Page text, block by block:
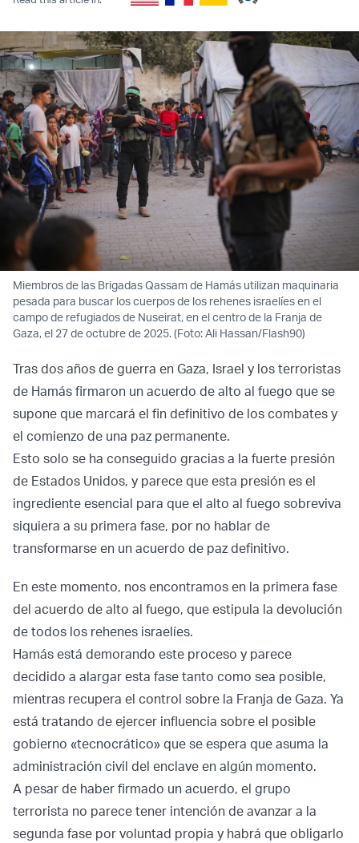
Miembros de las Brigadas Qassam de Hamás utilizan maquinaria
pesada para buscar los cuerpos de los rehenes israelíes en el
campo de refugiados de Nuseirat, en el centro de la Franja de
Gaza, el 27 de octubre de 2025. (Foto: Ali Hassan/Flash90)
Tras dos años de guerra en Gaza, Israel y los terroristas
de Hamás firmaron un acuerdo de alto al fuego que se
supone que marcará el fin definitivo de los combates y
el comienzo de una paz permanente.
Esto solo se ha conseguido gracias a la fuerte presión
de Estados Unidos, y parece que esta presión es el
ingrediente esencial para que el alto al fuego sobreviva
siquiera a su primera fase, por no hablar de
transformarse en un acuerdo de paz definitivo.
En este momento, nos encontramos en la primera fase
del acuerdo de alto al fuego, que estipula la devolución
de todos los rehenes israelíes.
Hamás está demorando este proceso y parece
decidido a alargar esta fase tanto como sea posible,
mientras recupera el control sobre la Franja de Gaza. Ya
está tratando de ejercer influencia sobre el posible
gobierno «tecnocrático» que se espera que asuma la
administración civil del enclave en algún momento.
A pesar de haber firmado un acuerdo, el grupo
terrorista no parece tener intención de avanzar a la
segunda fase por voluntad propia y habrá que obligarlo